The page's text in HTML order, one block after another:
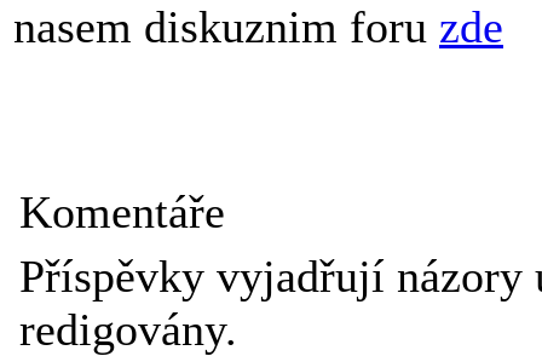
nasem diskuznim foru zde
Komentáře
Příspěvky vyjadřují názory
redigovány.